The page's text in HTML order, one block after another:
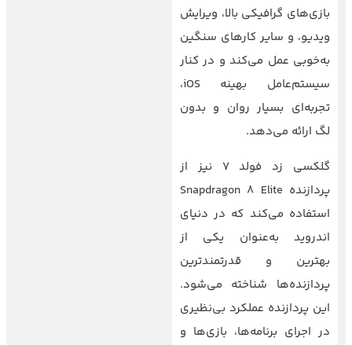
بازی‌های گرافیکی بالا، ویرایش
ویدیو، و سایر کارهای سنگین
به‌خوبی عمل می‌کند و در کنار
سیستم‌عامل بهینه iOS،
تجربه‌ای بسیار روان و بدون
لگ ارائه می‌دهد.
گلکسی زد فولد 7 نیز از
پردازنده Snapdragon 8 Elite
استفاده می‌کند که در دنیای
اندروید به‌عنوان یکی از
بهترین و قدرتمندترین
پردازنده‌ها شناخته می‌شود.
این پردازنده عملکرد بی‌نظیری
در اجرای برنامه‌ها، بازی‌ها و